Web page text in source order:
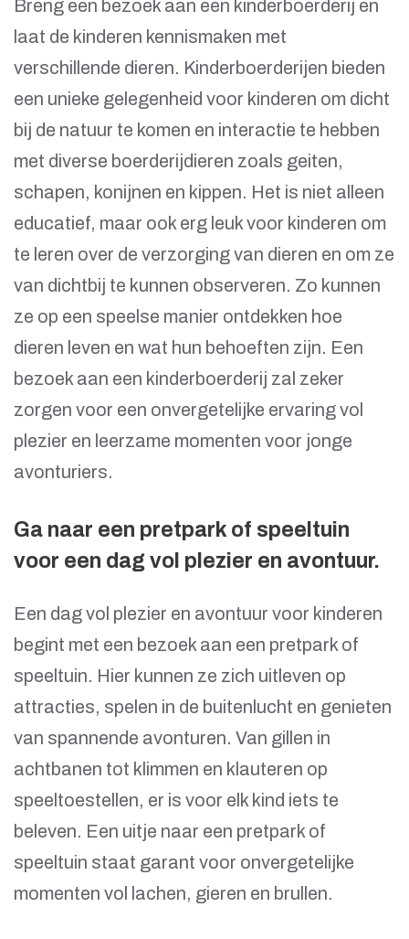
Breng een bezoek aan een kinderboerderij en
laat de kinderen kennismaken met
verschillende dieren. Kinderboerderijen bieden
een unieke gelegenheid voor kinderen om dicht
bij de natuur te komen en interactie te hebben
met diverse boerderijdieren zoals geiten,
schapen, konijnen en kippen. Het is niet alleen
educatief, maar ook erg leuk voor kinderen om
te leren over de verzorging van dieren en om ze
van dichtbij te kunnen observeren. Zo kunnen
ze op een speelse manier ontdekken hoe
dieren leven en wat hun behoeften zijn. Een
bezoek aan een kinderboerderij zal zeker
zorgen voor een onvergetelijke ervaring vol
plezier en leerzame momenten voor jonge
avonturiers.
Ga naar een pretpark of speeltuin
voor een dag vol plezier en avontuur.
Een dag vol plezier en avontuur voor kinderen
begint met een bezoek aan een pretpark of
speeltuin. Hier kunnen ze zich uitleven op
attracties, spelen in de buitenlucht en genieten
van spannende avonturen. Van gillen in
achtbanen tot klimmen en klauteren op
speeltoestellen, er is voor elk kind iets te
beleven. Een uitje naar een pretpark of
speeltuin staat garant voor onvergetelijke
momenten vol lachen, gieren en brullen.